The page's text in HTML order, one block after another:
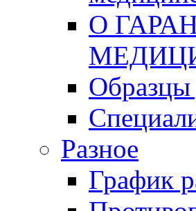
О
Образцы
Разное
График